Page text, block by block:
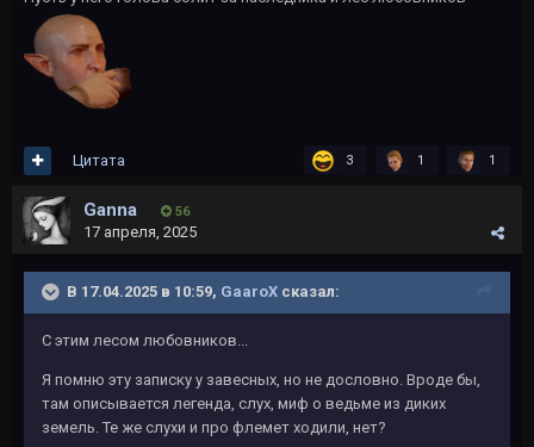
3 1 1
Цитата
Ganna 56
17 апреля, 2025
В 17.04.2025 в 10:59, GaaroX сказал:
С этим лесом любовников...
Я помню эту записку у завесных, но не дословно. Вроде бы,
там описывается легенда, слух, миф о ведьме из диких
земель. Те же слухи и про флемет ходили, нет?